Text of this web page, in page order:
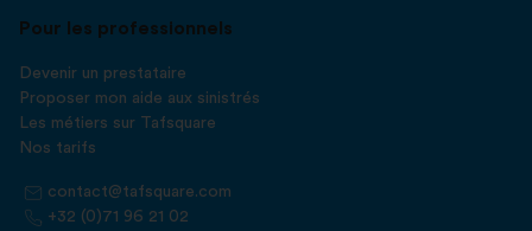
Pour les professionnels
Devenir un prestataire
Proposer mon aide aux sinistrés
Les métiers sur Tafsquare
Nos tarifs
contact@tafsquare.com
+32 (0)71 96 21 02